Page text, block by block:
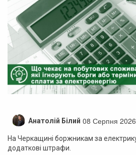
Анатолій Білий 08 Серпня
На Черкащині боржникам за
додаткові штрафи.